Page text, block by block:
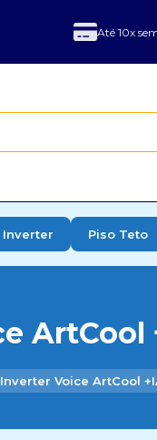
Até 10x
Inverter Piso Teto
ArtCool
Voice ArtCool